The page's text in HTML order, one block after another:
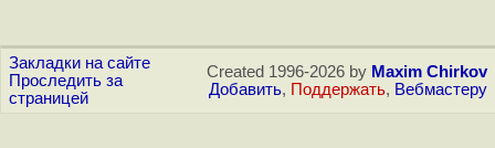
Закладки на сайте
Проследить за
страницей
Created 1996-2026 by Maxim Chirkov
Добавить, Поддержать, Вебмастеру